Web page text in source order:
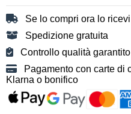
Se lo compri ora lo
Spedizione gratuita
Controllo qualità
Pagamento con carte di
Klarna o bonifico